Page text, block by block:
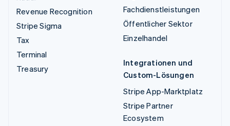
Revenue Recognition
Stripe Sigma
Tax
Terminal
Treasury
Fachdienstleistungen
Öffentlicher Sektor
Einzelhandel
Integrationen und
Custom-Lösungen
Stripe App-Marktplatz
Stripe Partner
Ecosystem